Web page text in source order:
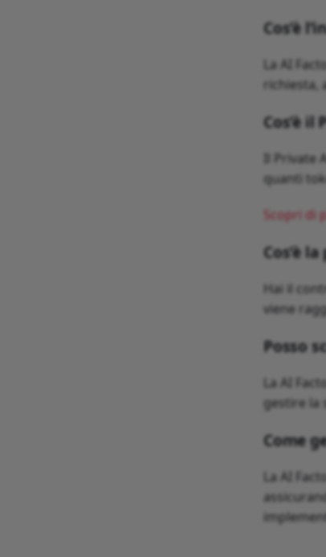
Cos’è
La AI
richiesta,
Cos’è il
Il
quanti
Scopri di
Cos’è
Hai il
viene
Posso
La AI
gestire la
Come
La AI